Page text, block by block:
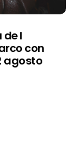
I
con
agosto